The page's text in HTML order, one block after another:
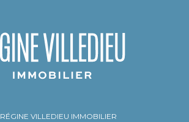
RÉGINE VILLEDIEU IMMOBILIER